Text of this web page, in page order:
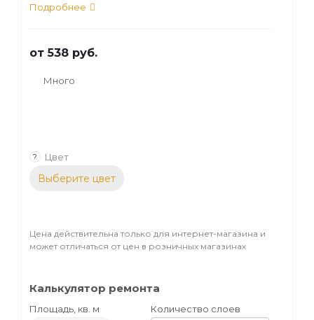
Подробнее
от538 руб.
Много
? Цвет
Выберите цвет
Цена действительна только для интернет-магазина и
может отличаться от цен в розничных магазинах
Калькулятор ремонта
Площадь, кв. м Количество слоев